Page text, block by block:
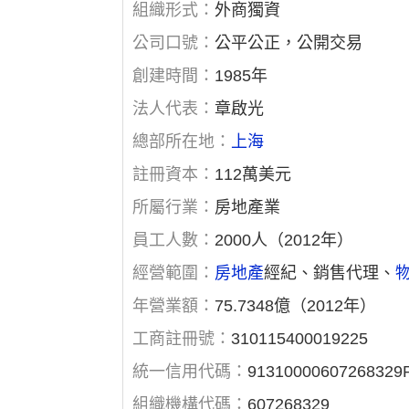
組織形式： 外商獨資
公司口號： 公平公正，公開交易
創建時間： 1985年
法人代表：章啟光
總部所在地： 上海
註冊資本： 112萬美元
所屬行業： 房地產業
員工人數： 2000人（2012年）
經營範圍： 房地產經紀、銷售代理、
年營業額： 75.7348億（2012年）
工商註冊號： 310115400019225
統一信用代碼：
組織機構代碼： 607268329